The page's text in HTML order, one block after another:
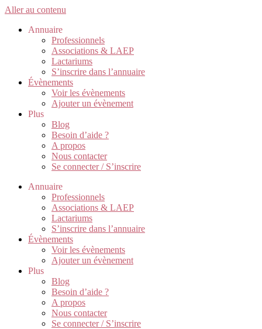
Aller au contenu
Annuaire
Professionnels
Associations & LAEP
Lactariums
S’inscrire dans l’annuaire
Évènements
Voir les évènements
Ajouter un évènement
Plus
Blog
Besoin d’aide ?
A propos
Nous contacter
Se connecter / S’inscrire
Annuaire
Professionnels
Associations & LAEP
Lactariums
S’inscrire dans l’annuaire
Évènements
Voir les évènements
Ajouter un évènement
Plus
Blog
Besoin d’aide ?
A propos
Nous contacter
Se connecter / S’inscrire